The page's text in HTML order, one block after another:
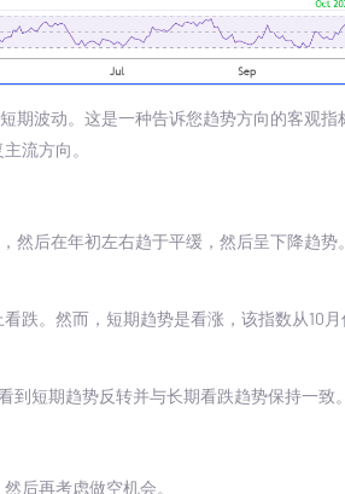
期波动。这是一种告诉您趋势方向的客观指
流方向。
然后在年初左右趋于平缓，然后呈下降趋
跌。然而，短期趋势是看涨，该指数从10
到短期趋势反转并与长期看跌趋势保持一致。
后再考虑做空机会。